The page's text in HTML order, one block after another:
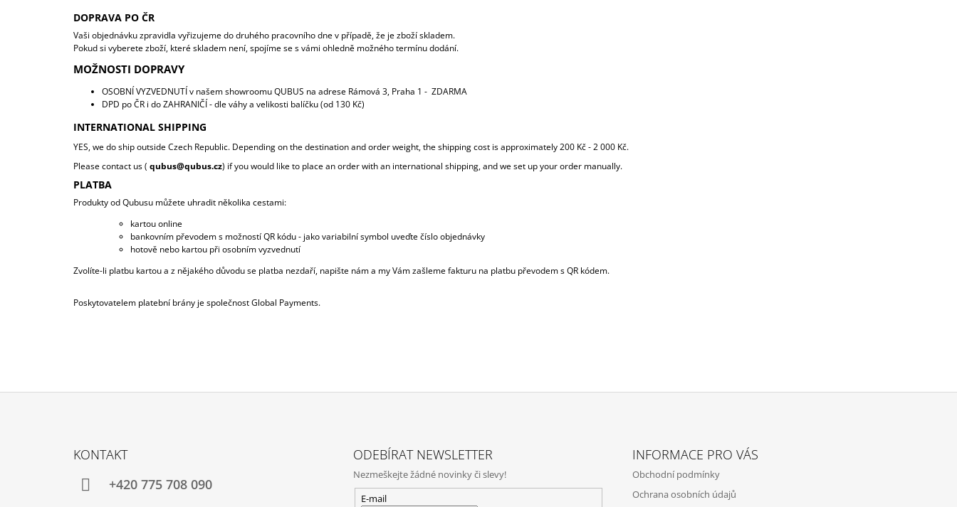
DOPRAVA PO ČR
Vaši objednávku zpravidla vyřizujeme do druhého pracovního dne v případě, že je zboží skladem.
Pokud si vyberete zboží, které skladem není, spojíme se s vámi ohledně možného termínu dodání.
MOŽNOSTI DOPRAVY
OSOBNÍ VYZVEDNUTÍ v našem showroomu QUBUS na adrese Rámová 3, Praha 1 - ZDARMA
DPD po ČR i do ZAHRANIČÍ - dle váhy a velikosti balíčku (od 130 Kč)
INTERNATIONAL SHIPPING
YES, we do ship outside Czech Republic. Depending on the destination and order weight, the shipping cost is approximately 200 Kč - 2 000 Kč.
Please contact us ( qubus@qubus.cz) if you would like to place an order with an international shipping, and we set up your order manually.
PLATBA
Produkty od Qubusu můžete uhradit několika cestami:
kartou online
bankovním převodem s možností QR kódu - jako variabilní symbol uveďte číslo objednávky
hotově nebo kartou při osobním vyzvednutí
Zvolíte-li platbu kartou a z nějakého důvodu se platba nezdaří, napište nám a my Vám zašleme fakturu na platbu převodem s QR kódem.
Poskytovatelem platební brány je společnost Global Payments.
KONTAKT
+420 775 708 090
ODEBÍRAT NEWSLETTER
Nezmeškejte žádné novinky či slevy!
E-mail
INFORMACE PRO VÁS
Obchodní podmínky
Ochrana osobních údajů